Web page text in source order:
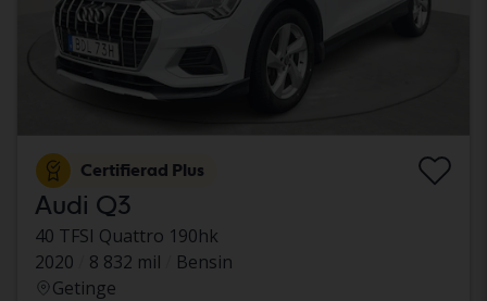
Certifierad Plus
Audi Q3
40 TFSI Quattro 190hk
2020
8 832 mil
Bensin
Getinge